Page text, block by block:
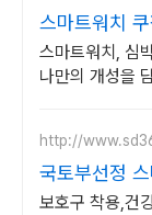
스마트워치
스마트워치, 심
나만의 개성을
http://
국토부선정
적인 가격, 무
보호구 착용,건